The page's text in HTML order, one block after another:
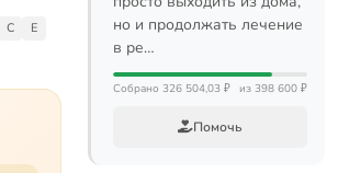
C
E
но и продолжать лечение
в ре…
Собрано 326 504,03 ₽ из 398 600 ₽
Помочь